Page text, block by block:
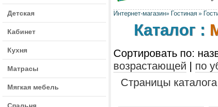
Детская
Кабинет
Кухня
Матрасы
Мягкая мебель
Интернет-магазин» Гостиная »
Каталог :
Сортировать по:
возрастающей | по
Страницы